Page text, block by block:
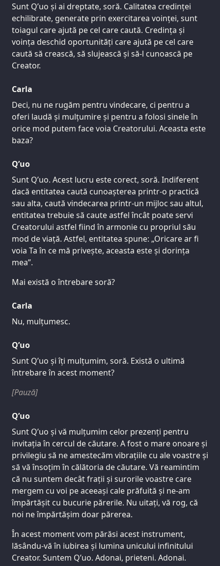
Sunt Q’uo și ai dreptate, soră. Calitatea credinței
echilibrate, generate prin exercitarea voinței, sunt
toiagul care ajută pe cel care caută. Credința și
voința deschid oportunități care ajută pe cel care
caută să crească, să slujească și să-l cunoască pe
Creator.
Carla
Deci, nu ne rugăm pentru vindecare, ci pentru a
oferi laudă și mulțumire și pentru a folosi sinele în
orice mod putem face voia Creatorului. Aceasta este
baza?
Q’uo
Sunt Q’uo. Acest lucru este corect, soră. Indiferent
dacă entitatea caută cunoașterea printr-o practică
sau alta, caută vindecarea printr-un mijloc sau altul,
entitatea trebuie să caute astfel încât poate servi
Creatorului astfel fiind în armonie cu propriul său
mod de viață. Astfel, entitatea spune: „Oricare ar fi
voia Ta în ce mă privește, aceasta este și dorința
mea”.
Mai există o întrebare soră?
Carla
Nu, mulțumesc.
Q’uo
Sunt Q’uo și îți mulțumim, soră. Există o ultimă
întrebare în acest moment?
[Pauză]
Q’uo
Sunt Q’uo și vă mulțumim celor prezenți pentru
invitația în cercul de căutare. A fost o mare onoare și
privilegiu să ne amestecăm vibrațiile cu ale voastre și
să vă însoțim în călătoria de căutare. Vă reamintim
că nu suntem decât frații și surorile voastre care
mergem cu voi pe aceeași cale prăfuită și ne-am
împărtășit cu bucurie părerile. Nu uitați, vă rog, că
noi ne împărtășim doar părerea.
În acest moment vom părăsi acest instrument,
lăsându-vă în iubirea și lumina unicului infinitului
Creator. Suntem Q’uo. Adonai, prieteni. Adonai.